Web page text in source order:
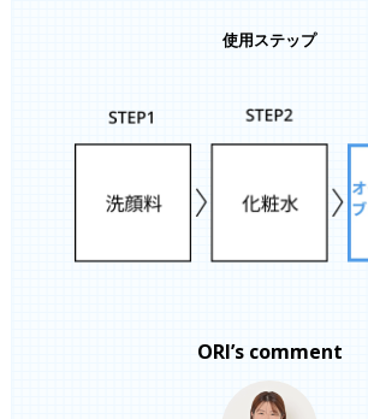
使用ステップ
ORI’s comment